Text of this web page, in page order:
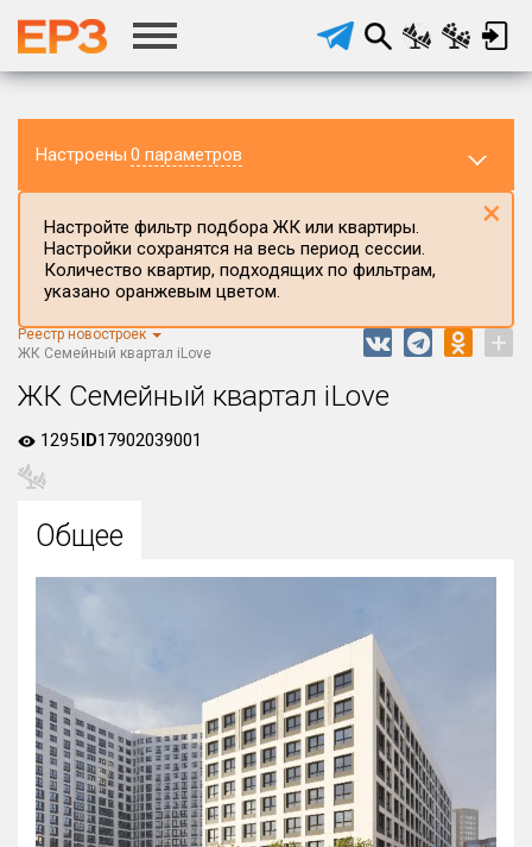
Настроены 0 параметров
Регион ЖК
Все регионы
Район в регионе
Все
Населённый пункт
Все
Район в городе
от до
Общая площадь, м²
от до
Срок сдачи
от до
Настройте фильтр подбора ЖК или квартиры.
Настройки сохранятся на весь период сессии.
Количество квартир, подходящих по фильтрам,
указано оранжевым цветом.
×
Реестр новостроек
ЖК Семейный квартал iLove
+
ЖК Семейный квартал iLove
1295ID17902039001
Общее